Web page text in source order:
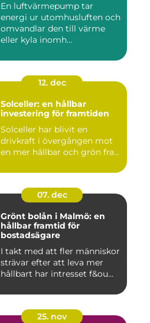
En luftvärmepump tar
energi ur utomhusluften och
omvandlar den till värme
eller kyla inomh...
12. dec
Solceller: en hållbar
investering för framtiden
Solceller har blivit en
drivkraft i övergången mot
en mer hållbar och grön fra...
07. dec
Grönt bolån i Malmö: en
hållbar framtid för
bostadsägare
I takt med att fler människor
strävar efter att leva mer
hållbart har intresset f&ou...
25. nov